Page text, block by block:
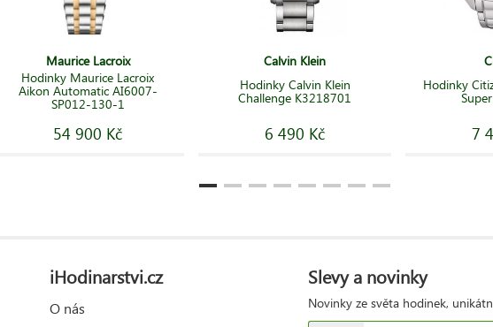
Maurice Lacroix
Hodinky Maurice Lacroix
Aikon Automatic AI6007-
SP012-130-1
54 900 Kč
Calvin Klein
Hodinky Calvin Klein
Challenge K3218701
6 490 Kč
Hodinky
7
iHodinarstvi.cz
O nás
Slevy a novinky
Novinky ze světa hodinek,